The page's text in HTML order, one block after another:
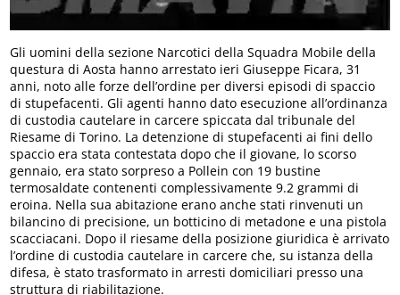
Gli uomini della sezione Narcotici della Squadra Mobile della
questura di Aosta hanno arrestato ieri Giuseppe Ficara, 31
anni, noto alle forze dell’ordine per diversi episodi di spaccio
di stupefacenti. Gli agenti hanno dato esecuzione all’ordinanza
di custodia cautelare in carcere spiccata dal tribunale del
Riesame di Torino. La detenzione di stupefacenti ai fini dello
spaccio era stata contestata dopo che il giovane, lo scorso
gennaio, era stato sorpreso a Pollein con 19 bustine
termosaldate contenenti complessivamente 9.2 grammi di
eroina. Nella sua abitazione erano anche stati rinvenuti un
bilancino di precisione, un botticino di metadone e una pistola
scacciacani. Dopo il riesame della posizione giuridica è arrivato
l’ordine di custodia cautelare in carcere che, su istanza della
difesa, è stato trasformato in arresti domiciliari presso una
struttura di riabilitazione.